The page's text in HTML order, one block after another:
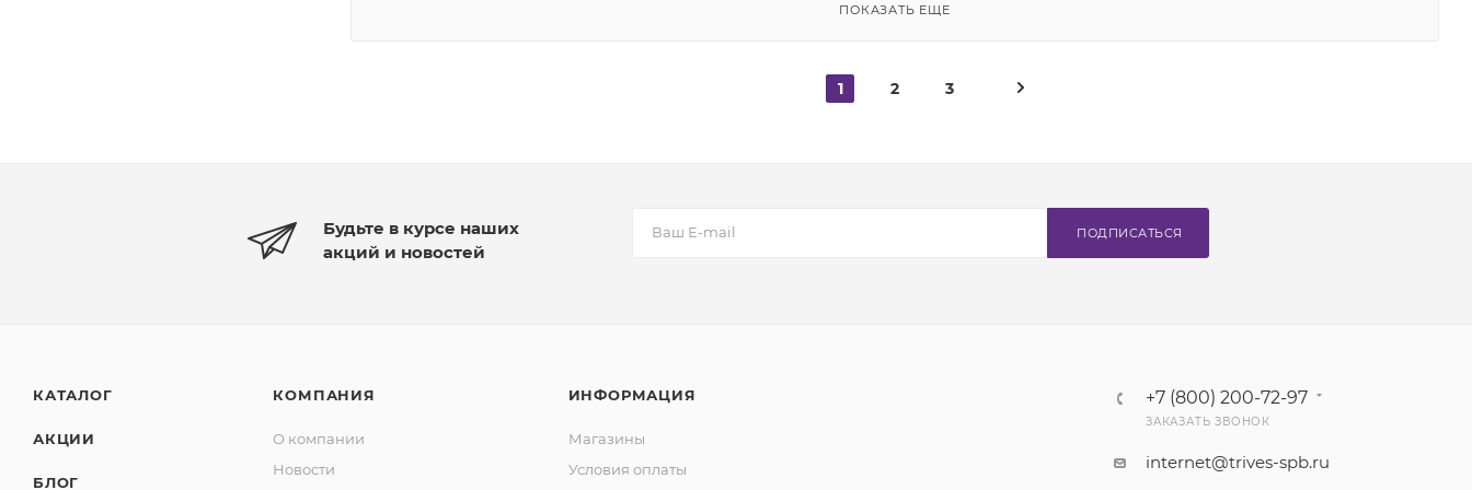
ПОКАЗАТЬ ЕЩЕ
1 2 3
Будьте в курсе наших
акций и новостей
ПОДПИСАТЬСЯ
КАТАЛОГ
АКЦИИ
БЛОГ
КОМПАНИЯ
О компании
Новости
ИНФОРМАЦИЯ
Магазины
Условия оплаты
+7 (800) 200-72-97
ЗАКАЗАТЬ ЗВОНОК
internet@trives-spb.ru